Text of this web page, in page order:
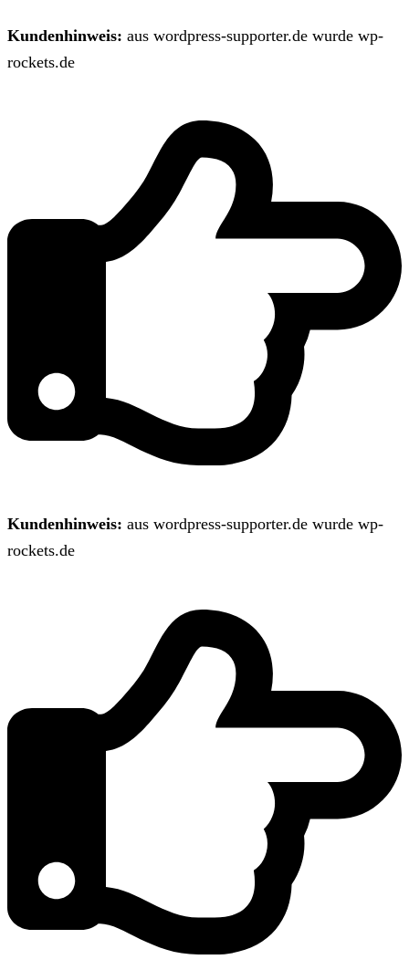
Kundenhinweis: aus wordpress-supporter.de wurde wp-
rockets.de
Kundenhinweis: aus wordpress-supporter.de wurde wp-
rockets.de